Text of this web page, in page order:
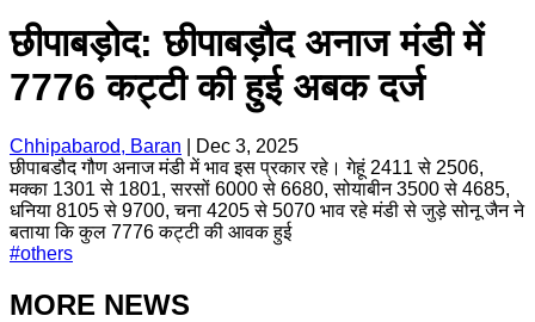
छीपाबड़ोद: छीपाबड़ौद अनाज मंडी में
7776 कट्टी की हुई अबक दर्ज
Chhipabarod, Baran
Dec 3, 2025
छीपाबडौद गौण अनाज मंडी में भाव इस प्रकार रहे। गेहूं 2411 से 2506,
मक्का 1301 से 1801, सरसों 6000 से 6680, सोयाबीन 3500 से 4685,
धनिया 8105 से 9700, चना 4205 से 5070 भाव रहे मंडी से जुड़े सोनू जैन ने
बताया कि कुल 7776 कट्टी की आवक हुई
#others
MORE NEWS